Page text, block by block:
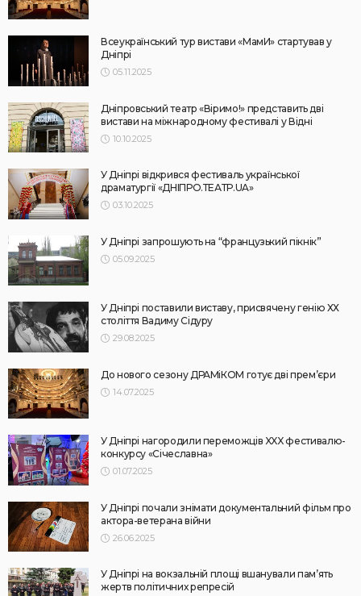
Всеукраїнський тур вистави «МамИ» стартував у
Дніпрі
05.11.2025
Дніпровський театр «Віримо!» представить дві
вистави на міжнародному фестивалі у Відні
10.10.2025
У Дніпрі відкрився фестиваль української
драматургії «ДНІПРО.ТЕАТР.UA»
03.10.2025
У Дніпрі запрошують на “французький пікнік”
05.09.2025
У Дніпрі поставили виставу, присвячену генію ХХ
століття Вадиму Сідуру
29.08.2025
До нового сезону ДРАМіКОМ готує дві прем’єри
14.07.2025
У Дніпрі нагородили переможців XXX фестивалю-
конкурсу «Січеславна»
01.07.2025
У Дніпрі почали знімати документальний фільм про
актора-ветерана війни
26.06.2025
У Дніпрі на вокзальній площі вшанували пам’ять
жертв політичних репресій